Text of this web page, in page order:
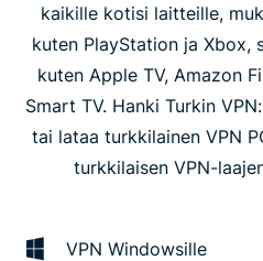
kaikille kotisi laitteille,
kuten PlayStation ja Xbox,
kuten Apple TV, Amazon
Smart TV. Hanki Turkin
tai lataa turkkilainen VPN
turkkilaisen VPN-
VPN Windowsille